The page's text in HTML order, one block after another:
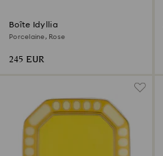
Boîte Idyllia
Porcelaine, Rose
245 EUR